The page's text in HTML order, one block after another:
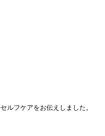
ルフケアをお伝えしました。